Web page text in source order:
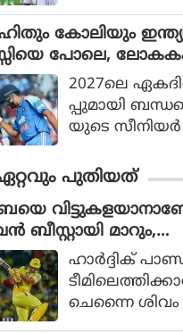
യുടെ മുകളില്‍
ചെലുത്തിയത്.
കോലിയും
പോലെ,
കളിക്കണമെന്ന്
2027ലെ
പ്പുമായി
യുടെ
യുടെയും വിരാട്
കോലിയുടെയും
യത്തില്‍
വുമായി മുന്‍
താരം
പുതിയത്
ബീസ്റ്റായി മാറും,
ഹാര്‍ദ്ദിക്
ചെന്നൈ